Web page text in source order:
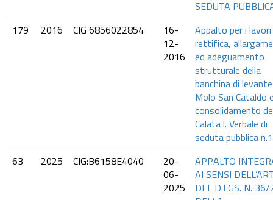
SEDUTA
179
2016 CIG 6856022854
16-
12-
2016
Appalto per i
rettifica,
ed adeguamento
strutturale della
banchina di
Molo San Cataldo
consolidamento
Calata l. Verbale di
seduta pubblica n.1
63
2025 CIG:B6158E4040
20-
06-
2025
APPALTO
AI SENSI
DEL D.LGS. N.